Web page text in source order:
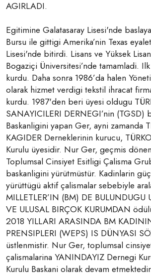
AGIRLADI.
Egitimine Galatasaray Lisesi'nde
Bursu ile gittigi Amerika’nin Texas
Lisesi'nde bitirdi. Lisans ve Yüksek
Bogaziçi Üniversitesi’nde tamamladi.
kurdu. Daha sonra 1986’da halen
olarak hizmet verdigi tekstil ihracat
kurdu. 1987'den beri üyesi oldugu
SANAYICILERI DERNEGI’nin (TGSD)
Baskanligini yapan Ger, ayni zamanda
KAGIDER Derneklerinin kurucu,
Kurulu üyesidir. Nur Ger, geçmis
Toplumsal Cinsiyet Esitligi Çalisma
baskanligini yürütmüstür. Kadinlarin
yürüttügü aktif çalismalar sebebiyle
MILLETLER’IN (BM) DE BULUNDUGU
VE ULUSAL BIRÇOK KURUMDAN
2018 YILLARI ARASINDA BM
PRENSIPLERI (WEPS) IS DÜNYASI
üstlenmistir. Nur Ger, toplumsal
çalismalarina YANINDAYIZ Dernegi
Kurulu Baskani olarak devam